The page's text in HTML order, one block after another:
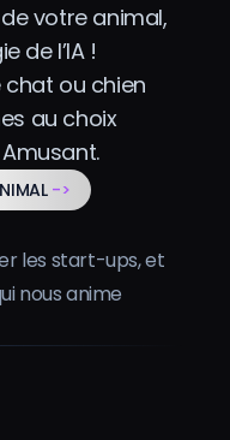
votre animal,
de l’IA !
ou chien
au choix
->
les start-ups, et
nous anime